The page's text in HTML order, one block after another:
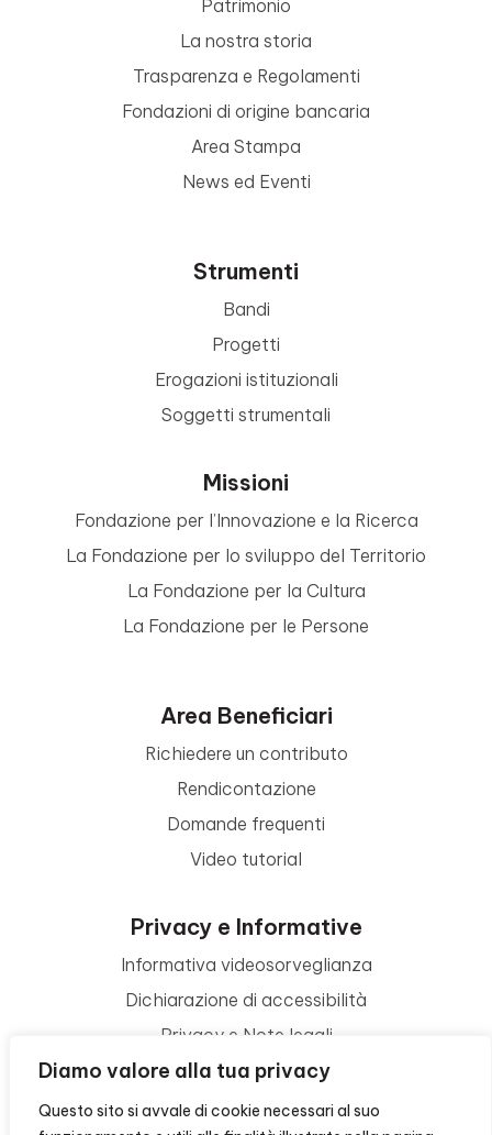
Diamo valore alla tua privacy
Questo sito si avvale di cookie necessari al suo
Patrimonio
La nostra storia
Trasparenza e Regolamenti
Fondazioni di origine bancaria
Area Stampa
News ed Eventi
Strumenti
Bandi
Progetti
Erogazioni istituzionali
Soggetti strumentali
Missioni
Fondazione per l’Innovazione e la Ricerca
La Fondazione per lo sviluppo del Territorio
La Fondazione per la Cultura
La Fondazione per le Persone
Area Beneficiari
Richiedere un contributo
Rendicontazione
Domande frequenti
Video tutorial
Privacy e Informative
Informativa videosorveglianza
Dichiarazione di accessibilità
Privacy e Note legali
Termini di utilizzo
Cookie policy